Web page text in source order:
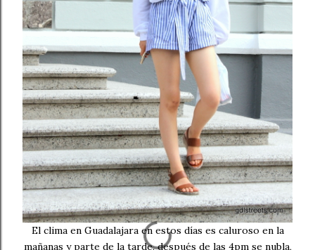
El clima en Guadalajara en estos días es caluroso en la
mañanas y parte de la tarde, después de las 4pm se nubla,